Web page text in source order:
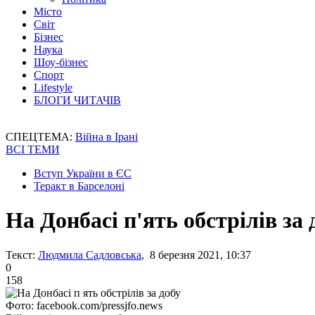
Місто
Світ
Бізнес
Наука
Шоу-бізнес
Спорт
Lifestyle
БЛОГИ ЧИТАЧІВ
СПЕЦТЕМА: Війна в Ірані
ВСІ ТЕМИ
Вступ України в ЄС
Теракт в Барселоні
На Донбасі п'ять обстрілів за
Текст: Людмила Садловська, 8 березня 2021, 10:37
0
158
Фото: facebook.com/pressjfo.news